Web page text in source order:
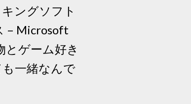
ングソフト
– Microsoft
とゲーム好き
一緒なんで